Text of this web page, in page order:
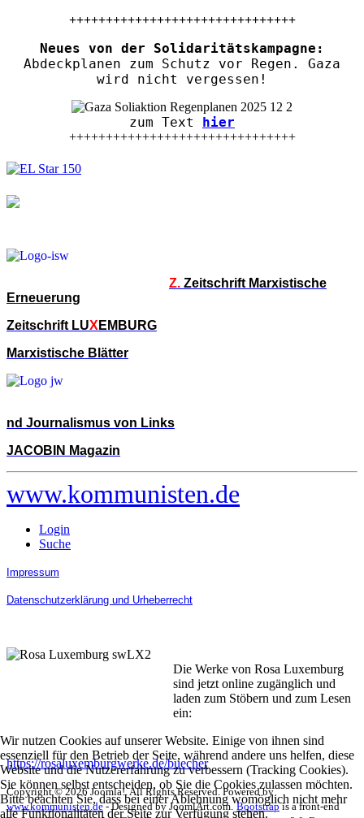
+++++++++++++++++++++++++++++++
Neues von der Solidaritätskampagne:
Abdeckplanen zum Schutz vor Regen. Gaza
wird nicht vergessen!
zum Text hier
+++++++++++++++++++++++++++++++
Z. Zeitschrift Marxistische
Erneuerung
Zeitschrift LUX EMBURG
Marxistische Blätter
nd Journalismus von Links
JACOBIN Magazin
www.kommunisten.de
Login
Suche
Impressum
Datenschutzerklärung und Urheberrecht
Die Werke von Rosa Luxemburg
sind jetzt online zugänglich und
laden zum Stöbern und zum Lesen
ein:
https://rosaluxemburgwerke.de/buecher
Copyright © 2026 Joomla!. All Rights Reserved. Powered by
www.kommunisten.de- Designed by JoomlArt.com. Bootstrapis a front-end
Wir nutzen Cookies auf unserer Website. Einige von ihnen sind
essenziell für den Betrieb der Seite, während andere uns helfen, diese
Website und die Nutzererfahrung zu verbessern (Tracking Cookies).
Sie können selbst entscheiden, ob Sie die Cookies zulassen möchten.
Bitte beachten Sie, dass bei einer Ablehnung womöglich nicht mehr
alle Funktionalitäten der Seite zur Verfügung stehen.